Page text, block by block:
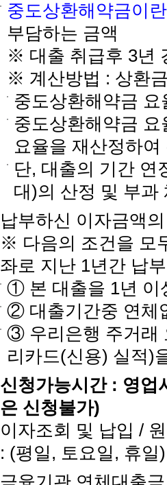
중도상환해약금이
부담하는 금액
※ 대출 취급후 3년
※ 계산방법 : 상환
중도상환해약금
중도상환해약금
요율을 재산정하
단, 대출의 기간 연
대)의 산정 및 부과
납부하신 이자금액
※ 다음의 조건을 모
좌로 지난 1년간 납
① 본 대출을 1년 이
② 대출기간중 연체
③ 우리은행 주거래
리카드(신용) 실적)
신청가능시간 : 영
은 신청불가)
이자조회 및 납입 /
: (평일, 토요일, 휴일